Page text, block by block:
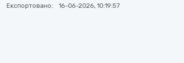
Експортовано: 16-06-2026, 10:19:57